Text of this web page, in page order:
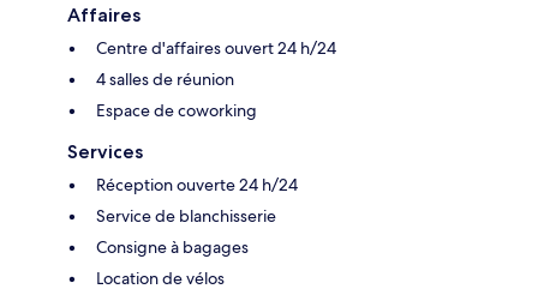
Affaires
Centre d'affaires ouvert 24 h/24
4 salles de réunion
Espace de coworking
Services
Réception ouverte 24 h/24
Service de blanchisserie
Consigne à bagages
Location de vélos